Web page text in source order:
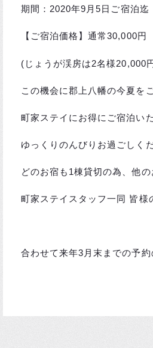
期間：2020年9月5日ご宿泊迄
【ご宿泊価格】通常30,000
(じょうが渓房は2名様20,000
この機会に郡上八幡の今夏を
町家ステイにお得にご宿泊い
ゆっくりのんびりお過ごしく
どのお宿も1棟貸切の為、他
町家ステイスタッフ一同 皆様
合わせて来年3月末までの予